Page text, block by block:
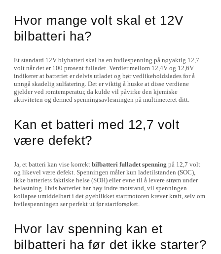
Hvor mange volt skal et 12V
bilbatteri ha?
Et standard 12V blybatteri skal ha en hvilespenning på nøyaktig 12,7
volt når det er 100 prosent fulladet. Verdier mellom 12,4V og 12,6V
indikerer at batteriet er delvis utladet og bør vedlikeholdslades for å
unngå skadelig sulfatering. Det er viktig å huske at disse verdiene
gjelder ved romtemperatur, da kulde vil påvirke den kjemiske
aktiviteten og dermed spenningsavlesningen på multimeteret ditt.
Kan et batteri med 12,7 volt
være defekt?
Ja, et batteri kan vise korrekt bilbatteri fulladet spenning på 12,7 volt
og likevel være defekt. Spenningen måler kun ladetilstanden (SOC),
ikke batteriets faktiske helse (SOH) eller evne til å levere strøm under
belastning. Hvis batteriet har høy indre motstand, vil spenningen
kollapse umiddelbart i det øyeblikket startmotoren krever kraft, selv om
hvilespenningen ser perfekt ut før startforsøket.
Hvor lav spenning kan et
bilbatteri ha før det ikke starter?